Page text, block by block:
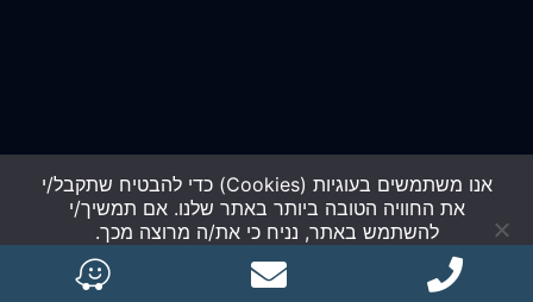
כל הזכויות שמורות gazitortho.co.il
אנו משתמשים בעוגיות (Cookies) כדי להבטיח שתקבל/י
את החוויה הטובה ביותר באתר שלנו. אם תמשיך/י
להשתמש באתר, נניח כי את/ה מרוצה מכך.
לא מסכים/ה